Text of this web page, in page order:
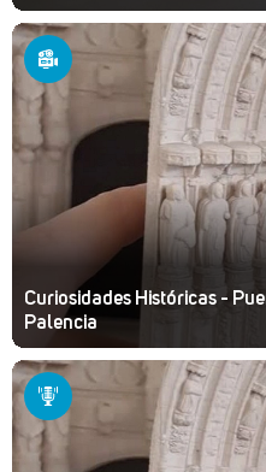
Curiosidades Históricas -
Palencia